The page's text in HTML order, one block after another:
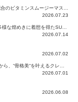
2026.07.23
2026.07.14
2026.07.02
2026.07.01
2026.06.08